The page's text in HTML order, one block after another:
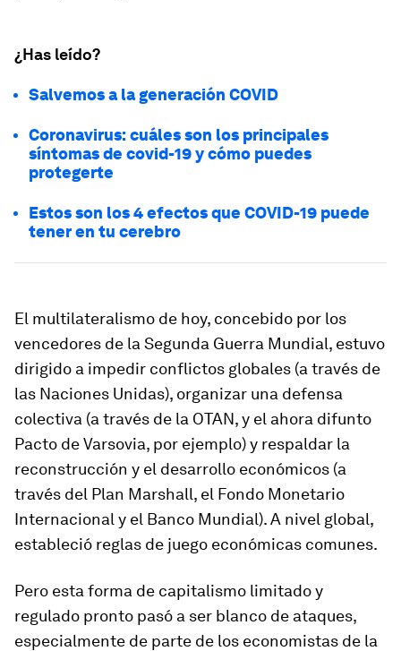
¿Has leído?
Salvemos a la generación COVID
Coronavirus: cuáles son los principales
síntomas de covid-19 y cómo puedes
protegerte
Estos son los 4 efectos que COVID-19 puede
tener en tu cerebro
El multilateralismo de hoy, concebido por los
vencedores de la Segunda Guerra Mundial, estuvo
dirigido a impedir conflictos globales (a través de
las Naciones Unidas), organizar una defensa
colectiva (a través de la OTAN, y el ahora difunto
Pacto de Varsovia, por ejemplo) y respaldar la
reconstrucción y el desarrollo económicos (a
través del Plan Marshall, el Fondo Monetario
Internacional y el Banco Mundial). A nivel global,
estableció reglas de juego económicas comunes.
Pero esta forma de capitalismo limitado y
regulado pronto pasó a ser blanco de ataques,
especialmente de parte de los economistas de la